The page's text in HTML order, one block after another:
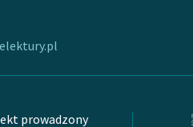
prowadzony